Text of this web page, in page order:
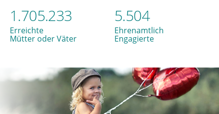
1.705.233
Erreichte
Mütter oder Väter
5.504
Ehrenamtlich
Engagierte